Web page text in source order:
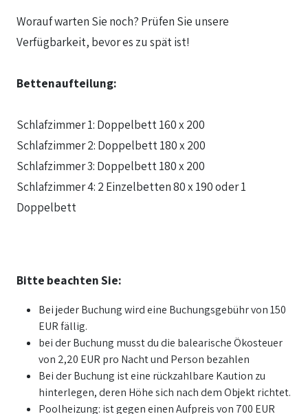
Worauf warten Sie noch? Prüfen Sie unsere
Verfügbarkeit, bevor es zu spät ist!
Bettenaufteilung:
Schlafzimmer 1: Doppelbett 160 x 200
Schlafzimmer 2: Doppelbett 180 x 200
Schlafzimmer 3: Doppelbett 180 x 200
Schlafzimmer 4: 2 Einzelbetten 80 x 190 oder 1
Doppelbett
Bitte beachten Sie:
Bei jeder Buchung wird eine Buchungsgebühr von 150
EUR fällig.
bei der Buchung musst du die balearische Ökosteuer
von 2,20 EUR pro Nacht und Person bezahlen
Bei der Buchung ist eine rückzahlbare Kaution zu
hinterlegen, deren Höhe sich nach dem Objekt richtet.
Poolheizung: ist gegen einen Aufpreis von 700 EUR